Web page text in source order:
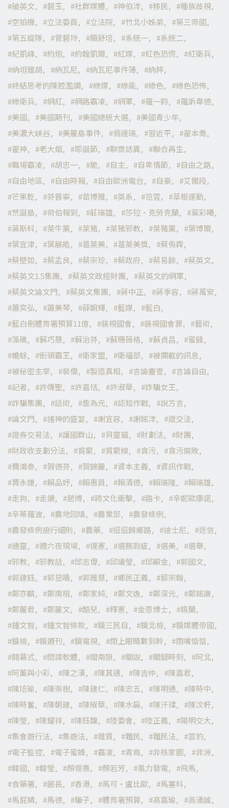
破英文
碧玉 社群媒體 神伯洋 移民
種族歧視
空拍機
立法委員 立法院 竹北小姊弟
第三帝國
第五縱隊
管碧玲 簡舒培 系統一
系統二
紀凱峰
約炮 約翰凱爾 紅媒 紅色恐慌
紅衛兵
納坦雅胡
納瓦尼 納瓦尼事件簿
納粹
終結思考的陳腔濫調
綠媒 綠能 綠色
綠色恐怖
綠衛兵
網紅 網路霸凌 網軍 羅一鈞
羅訴韋德
美國
美國期刊 美國總統大選
美國青少年
美濃大峽谷
美麗島事件 翁達瑞 習近平
翟本喬
翟神
老大姐 耶誕節 聊齋誌異
聯合再生
職場霸凌
胡忠一 脆 自主 自卑情節
自由之路
自由地區
自由時報 自由歐洲電台 自豪
艾爾段
芒果乾
芬普寧 苗博雅 英系 范雲
草根運動
荒誕島
荷伯報到 莊瑞雄 莎拉·克勞克蘭
莫彩曦
莫斯科
萊牛黨 萊豬 萊豬邪教 萊豬黨
葉博爾
葉宜津
葉展皓 葛萊美 葛萊美獎
蔡侑霖
蔡壁如
蔡孟良 蔡宗珍 蔡政府 蔡易餘
蔡英文
蔡英文1.5集團
蔡英文政經財團
蔡英文的網軍
蔡英文論文門
蔡英文集團 蔣中正 蔣季容
蔣萬安
蕭奕弘
蕭美琴 薛朝輝 藍媒
藍白
藍白刪體育署預算11億
藐視國會 藐視國會罪
藝術
藻礁
蘇巧慧 蘇治芬 蘇珊薇格 蘇貞昌
蜜餞
蟾蜍
街頭霸王 衛家盟 衛福部
被攔截的訊息
被秘密主宰
裴偉 製造真相 言論審查
言論自由
記者
許傳聖 許嘉恬 許淑華
詐騙女王
詐騙集團
話術 詹為元 認知作戰
說方言
論文門
諸神的盛宴 謝宜容 謝銘洋
證交法
證券交易法
護國群山 貝靈貓 財劃法
財團
財政收支劃分法
貧窮 貧窮線 貪污
貪污腐敗
費鴻泰
賀德芬 賀錦麗 資本主義
資訊作戰
賈永婕
賴品妤 賴惠員 賴清德 賴瑞隆
賴瑞雄
走狗
走讀 趙博 跨文化衝擊 路卡
辛妮歐康諾
辛蒂羅波
農地回填 農業部
農發條例
農發條例施行細則
農藥 迢迢歸鄉路 迪士尼
迷信
通靈
週六夜現場 違憲 選務瑕疵 選美
選舉
邪教
邪教話 邱志偉 邱議瑩 邱顯金
郭國文
郭建鈺
郭昱晴 郭雅慧 鄉民正義
鄒宗翰
鄭亦麟
鄭南榕 鄭家純 鄭文逸 鄭深元
鄭銘謙
鄭麗君
鄭麗文 酷兒 釋憲 金恩博士
錫蘭
鍾文智
鍾文智條款 鏡三民自 鏡北檢
鏡媒體帝國
鏡檢
鏡週刊 鏡電視 閉上眼睛數到幹
閉嘴惦惦
開幕式
間諜軟體 閩南狼 關說 關鍵時刻
阿北
阿薰與小彩
陳之漢 陳其邁 陳吉仲
陳嘉君
陳培瑜
陳崇樹 陳建仁 陳忠五 陳明通
陳時中
陳時奮
陳朝建 陳椒華 陳水扁 陳汘瑈
陳汶軒
陳瑩
陳耀祥 陳鈺馥 陸委會 陸正義
陽明交大
集會遊行法
集遊法 雜質 難民 難民法
雲豹
電子監控
電子蜜蜂 霸凌 青鳥 非核家園
非洲
韓國
韓瑩 顏翎熹 顏若芳 風力發電
飛馬
食藥署
館長 香港 馬可·盧比歐
馬塞科
馬屁精
馬德 騙子 體育署預算 高嘉瑜 高涌誠